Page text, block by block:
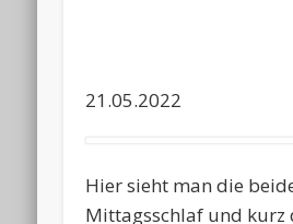
21.05.2022
Hier sieht man die
Mittagsschlaf und kurz